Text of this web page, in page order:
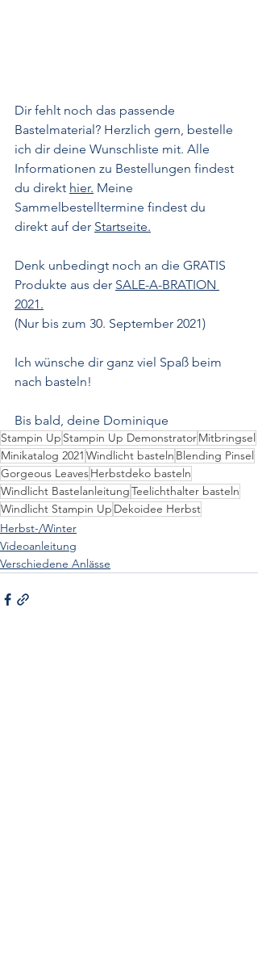
Dir fehlt noch das passende
Bastelmaterial? Herzlich gern, bestelle
ich dir deine Wunschliste mit. Alle
Informationen zu Bestellungen findest
du direkt hier. Meine
Sammelbestelltermine findest du
direkt auf der Startseite.
Denk unbedingt noch an die GRATIS
Produkte aus der SALE-A-BRATION
2021.
(Nur bis zum 30. September 2021)
Ich wünsche dir ganz viel Spaß beim
nach basteln!
Bis bald, deine Dominique
Stampin Up Stampin Up DemonstratorMitbringsel
Minikatalog 2021 Windlicht basteln Blending Pinsel
Gorgeous LeavesHerbstdeko basteln
Windlicht BastelanleitungTeelichthalter basteln
Windlicht Stampin Up Dekoidee Herbst
Herbst-/Winter
Videoanleitung
Verschiedene Anlässe